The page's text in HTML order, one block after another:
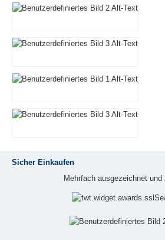
Sicher Einkaufen
Mehrfach ausgezeichnet und